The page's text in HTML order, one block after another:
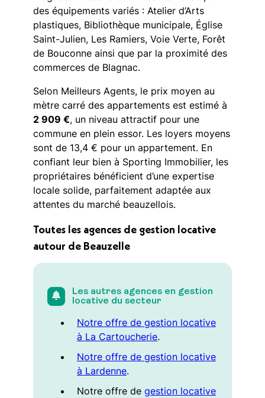
des équipements variés : Atelier d’Arts
plastiques, Bibliothèque municipale, Église
Saint-Julien, Les Ramiers, Voie Verte, Forêt
de Bouconne ainsi que par la proximité des
commerces de Blagnac.
Selon Meilleurs Agents, le prix moyen au
mètre carré des appartements est estimé à
2 909 €, un niveau attractif pour une
commune en plein essor. Les loyers moyens
sont de 13,4 € pour un appartement. En
confiant leur bien à Sporting Immobilier, les
propriétaires bénéficient d’une expertise
locale solide, parfaitement adaptée aux
attentes du marché beauzellois.
Toutes les agences de gestion locative
autour de Beauzelle
Les autres agences en gestion
locative du secteur
Notre offre de gestion locative
à La Cartoucherie.
Notre offre de gestion locative
à Lardenne.
Notre offre de gestion locative